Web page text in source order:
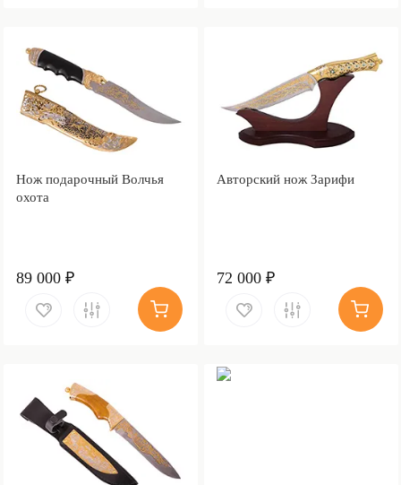
Нож подарочный Волчья
охота
89 000 ₽
Авторский нож Зарифи
72 000 ₽